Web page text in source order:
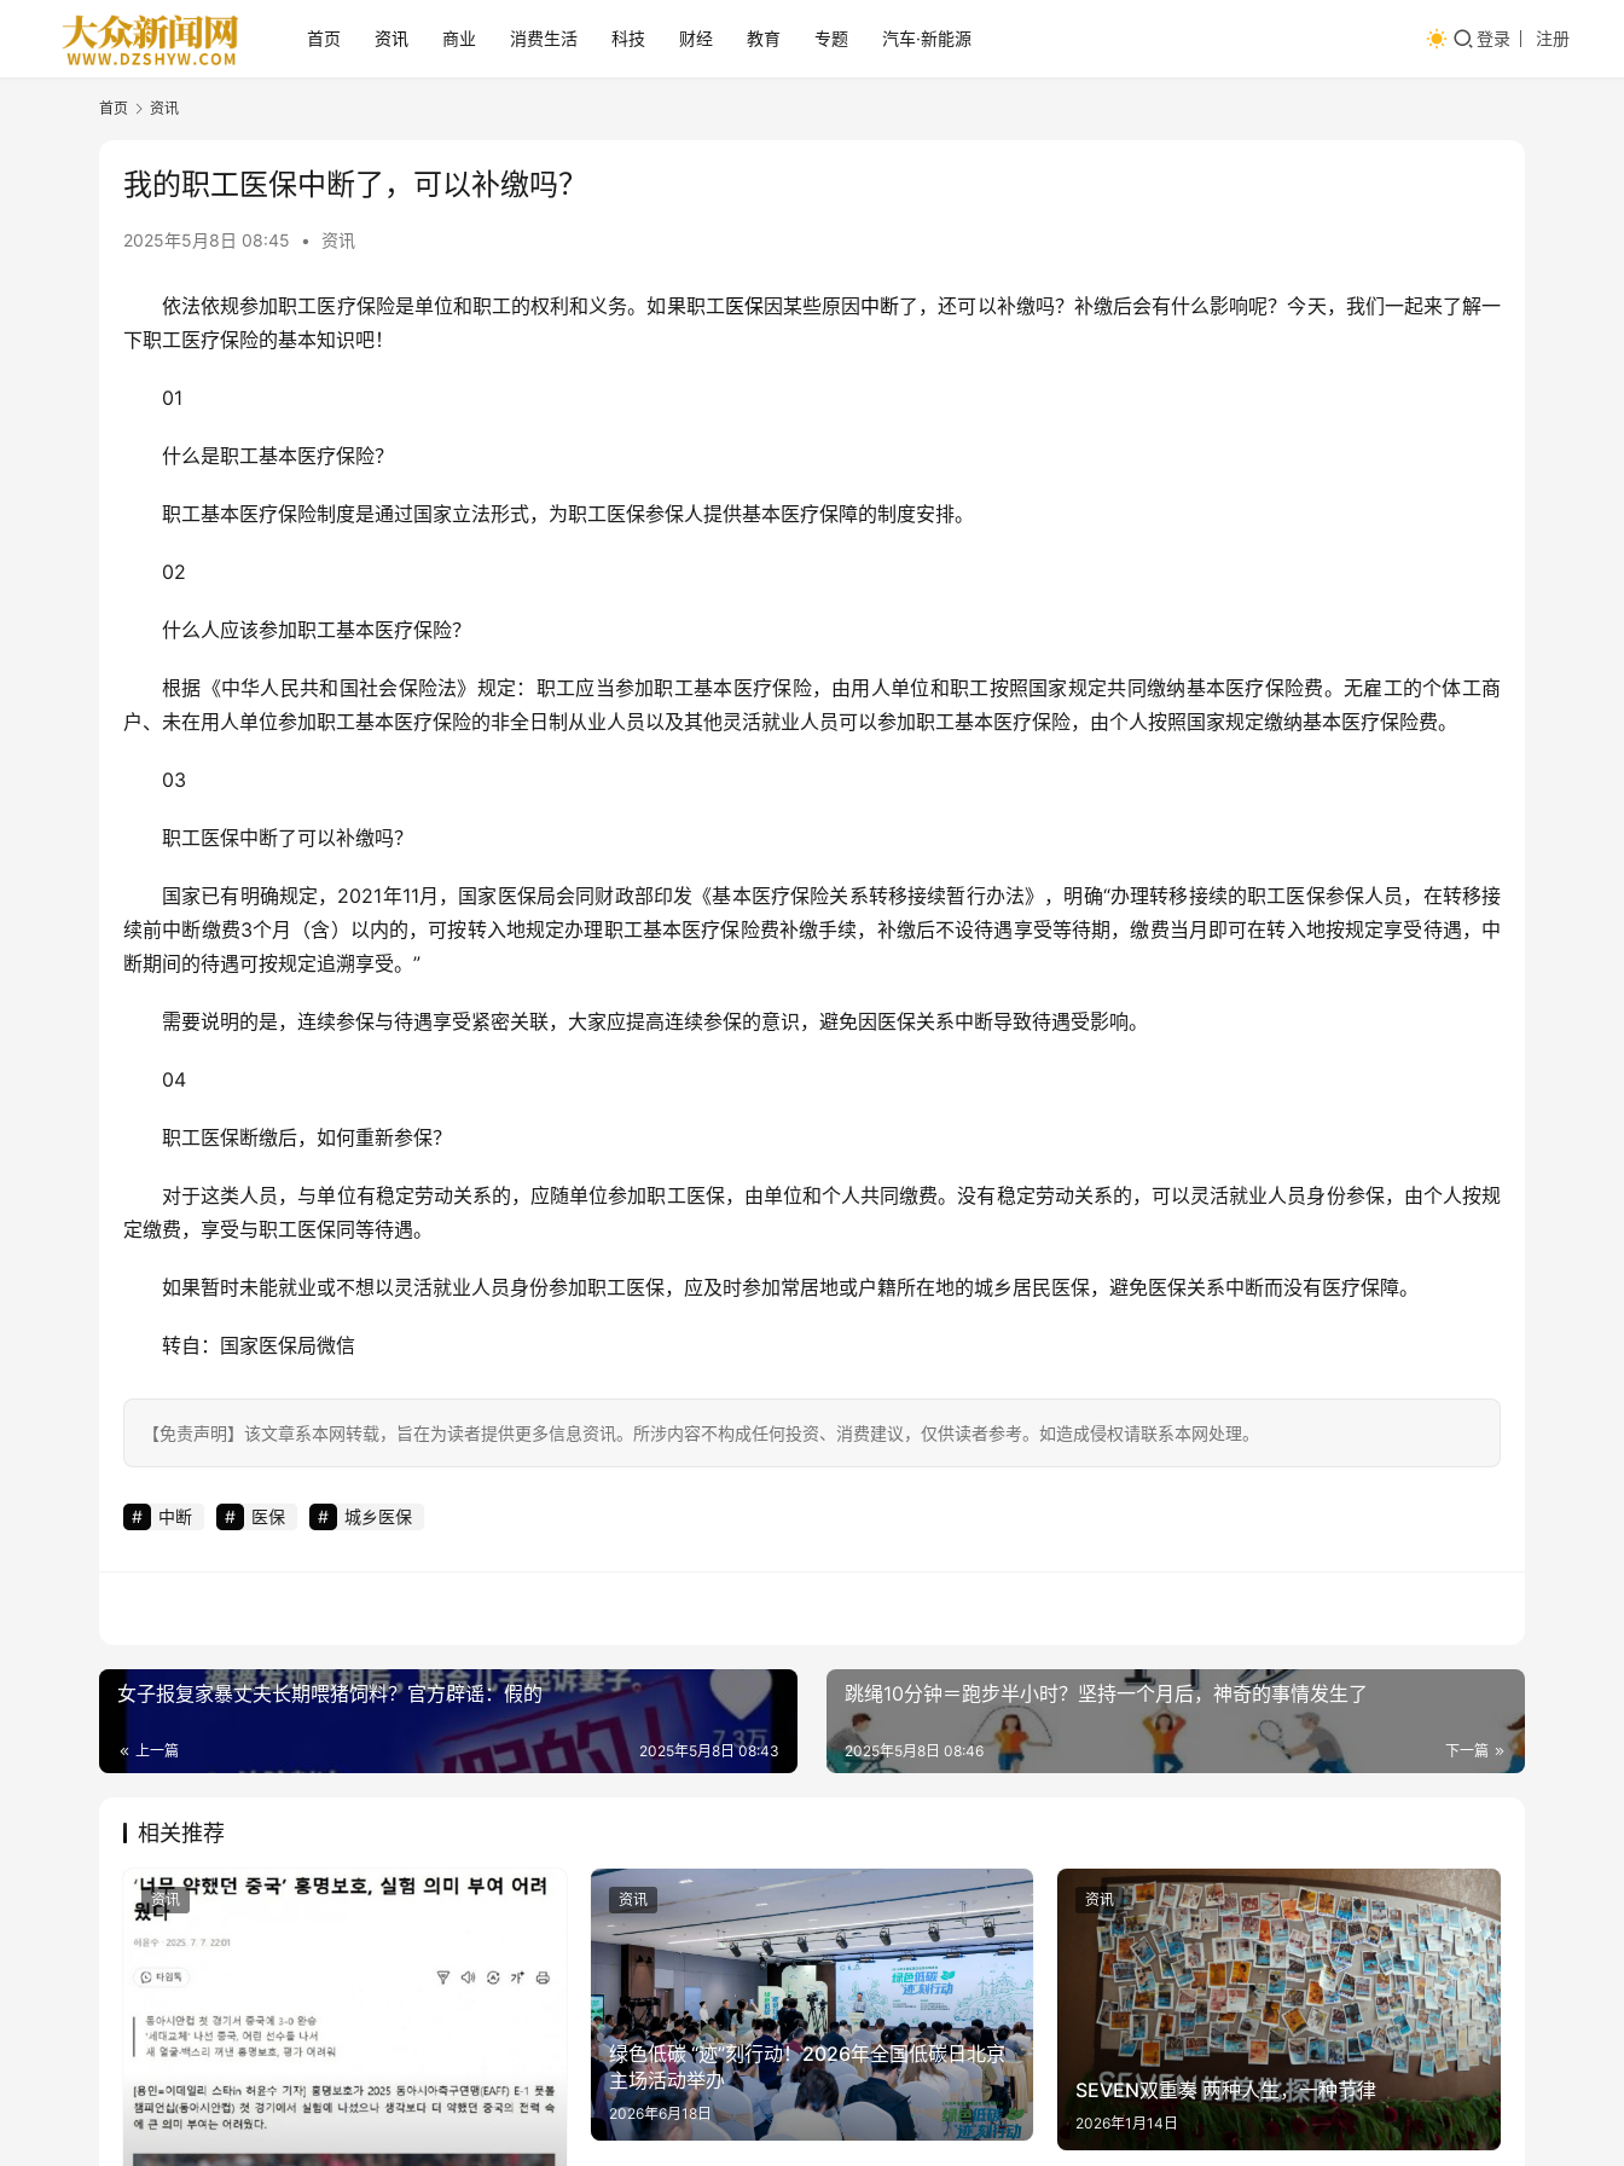
首页 资讯 商业 消费生活 科技 财经 教育 专题 汽车·新能源 登录 注册
首页 资讯
我的职工医保中断了，可以补缴吗？
2025年5月8日 08:45 • 资讯
依法依规参加职工医疗保险是单位和职工的权利和义务。如果职工医保因某些原因中断了，还可以补缴吗？补缴后会有什么影响呢？今天，我们一起来了解一
下职工医疗保险的基本知识吧！
01
什么是职工基本医疗保险？
职工基本医疗保险制度是通过国家立法形式，为职工医保参保人提供基本医疗保障的制度安排。
02
什么人应该参加职工基本医疗保险？
根据《中华人民共和国社会保险法》规定：职工应当参加职工基本医疗保险，由用人单位和职工按照国家规定共同缴纳基本医疗保险费。无雇工的个体工商
户、未在用人单位参加职工基本医疗保险的非全日制从业人员以及其他灵活就业人员可以参加职工基本医疗保险，由个人按照国家规定缴纳基本医疗保险费。
03
职工医保中断了可以补缴吗？
国家已有明确规定，2021年11月，国家医保局会同财政部印发《基本医疗保险关系转移接续暂行办法》，明确“办理转移接续的职工医保参保人员，在转移接
续前中断缴费3个月（含）以内的，可按转入地规定办理职工基本医疗保险费补缴手续，补缴后不设待遇享受等待期，缴费当月即可在转入地按规定享受待遇，中
断期间的待遇可按规定追溯享受。”
需要说明的是，连续参保与待遇享受紧密关联，大家应提高连续参保的意识，避免因医保关系中断导致待遇受影响。
04
职工医保断缴后，如何重新参保？
对于这类人员，与单位有稳定劳动关系的，应随单位参加职工医保，由单位和个人共同缴费。没有稳定劳动关系的，可以灵活就业人员身份参保，由个人按规
定缴费，享受与职工医保同等待遇。
如果暂时未能就业或不想以灵活就业人员身份参加职工医保，应及时参加常居地或户籍所在地的城乡居民医保，避免医保关系中断而没有医疗保障。
转自：国家医保局微信
【免责声明】该文章系本网转载，旨在为读者提供更多信息资讯。所涉内容不构成任何投资、消费建议，仅供读者参考。如造成侵权请联系本网处理。
中断 医保 城乡医保
女子报复家暴丈夫长期喂猪饲料？官方辟谣：假的
上一篇 2025年5月8日 08:43
跳绳10分钟＝跑步半小时？坚持一个月后，神奇的事情发生了
下一篇
2025年5月8日 08:46
相关推荐
资讯
绿色低碳 “迹”刻行动！2026年全国低碳日北京
主场活动举办
2026年6月18日
资讯
SEVEN双重奏 两种人生，一种节律
2026年1月14日
资讯